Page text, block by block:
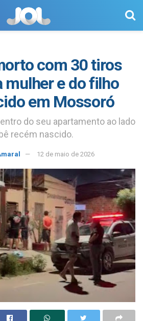
com 30 tiros
mulher e do filho
em Mossoró
do seu apartamento ao lado
recém nascido.
12 de maio de 2026